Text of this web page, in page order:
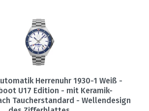
Herrenuhr 1930-1 Weiß -
U17 Edition - mit Keramik-
Taucherstandard - Wellendesign